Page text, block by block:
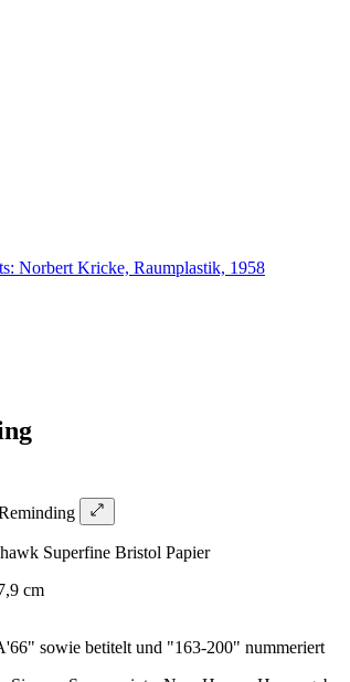
Norbert Kricke, Raumplastik, 1958
Superfine Bristol Papier
cm
sowie betitelt und "163-200" nummeriert